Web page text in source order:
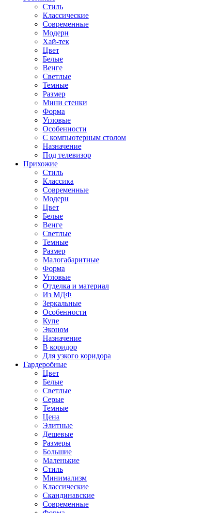
Стиль
Классические
Современные
Модерн
Хай-тек
Цвет
Белые
Венге
Светлые
Темные
Размер
Мини стенки
Форма
Угловые
Особенности
С компьютерным столом
Назначение
Под телевизор
Прихожие
Стиль
Классика
Современные
Модерн
Цвет
Белые
Венге
Светлые
Темные
Размер
Малогабаритные
Форма
Угловые
Отделка и материал
Из МДФ
Зеркальные
Особенности
Купе
Эконом
Назначение
В коридор
Для узкого коридора
Гардеробные
Цвет
Белые
Светлые
Серые
Темные
Цена
Элитные
Дешевые
Размеры
Большие
Маленькие
Стиль
Минимализм
Классические
Скандинавские
Современные